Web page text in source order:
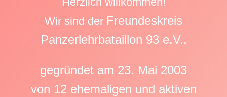
Wir sind der Freundeskreis
Panzerlehrbataillon 93 e.V.,
gegründet am 23. Mai 2003
von 12 ehemaligen und aktiven